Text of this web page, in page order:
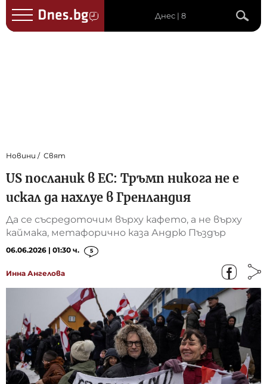
Днес | 8
Новини Свят
US посланик в ЕС: Тръмп никога не е
искал да нахлуе в Гренландия
Да се съсредоточим върху кафето, а не върху
каймака, метафорично каза Андрю Пъздър
06.06.2026 | 01:30 ч. 5
Инна Ангелова